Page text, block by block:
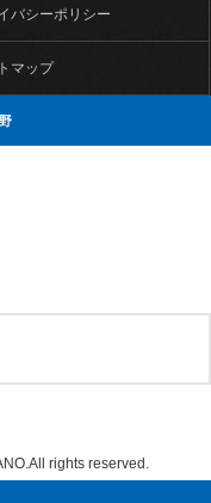
バシーポリシー
マップ
rights reserved.